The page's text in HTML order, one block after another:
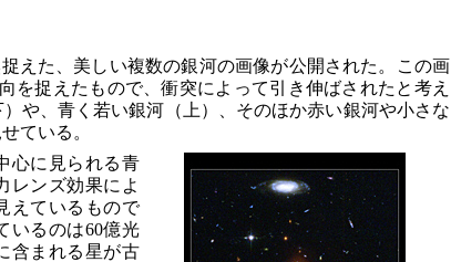
えた、美しい複数の銀河の画像が公開された。この画
を捉えたもので、衝突によって引き伸ばされたと考え
や、青く若い銀河（上）、そのほか赤い銀河や小さな
ている。
心に見られる青
レンズ効果によ
えているもので
いるのは60億光
含まれる星が古